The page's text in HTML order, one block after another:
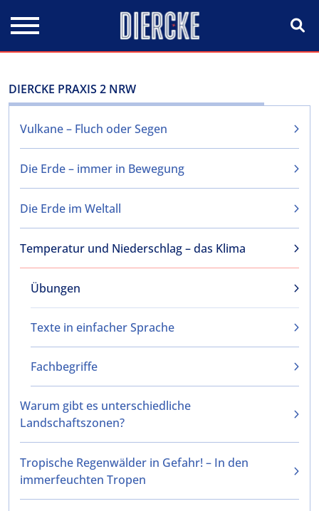
DIERCKE PRAXIS 2 NRW
Vulkane – Fluch oder Segen
Die Erde – immer in Bewegung
Die Erde im Weltall
Temperatur und Niederschlag – das Klima
Übungen
Texte in einfacher Sprache
Fachbegriffe
Warum gibt es unterschiedliche
Landschaftszonen?
Tropische Regenwälder in Gefahr! – In den
immerfeuchten Tropen